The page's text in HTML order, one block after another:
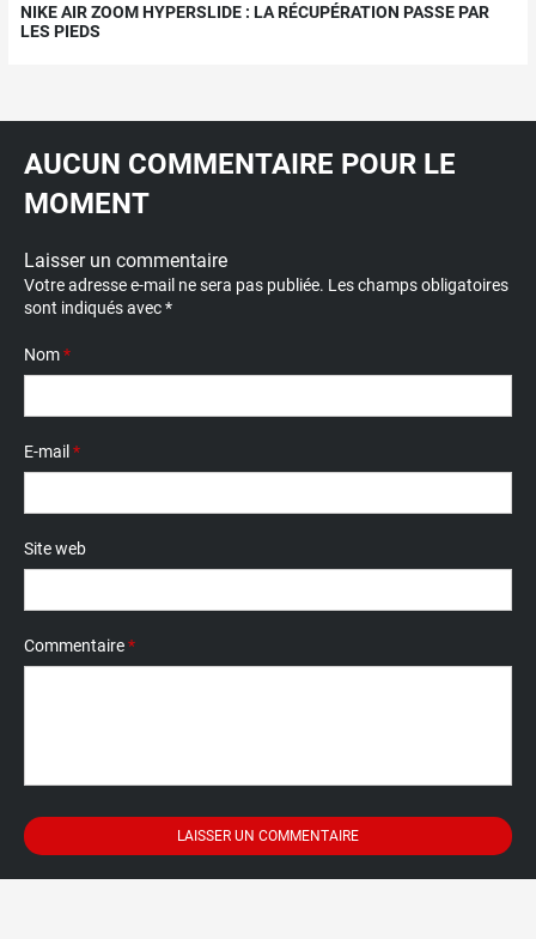
NIKE AIR ZOOM HYPERSLIDE : LA RÉCUPÉRATION PASSE PAR
LES PIEDS
AUCUN COMMENTAIRE POUR LE
MOMENT
Laisser un commentaire
Votre adresse e-mail ne sera pas publiée. Les champs obligatoires
sont indiqués avec*
Nom*
E-mail *
Site web
Commentaire*